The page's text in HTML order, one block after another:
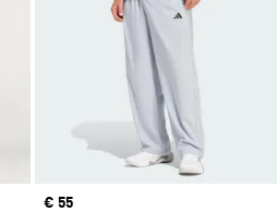
Price
€ 55